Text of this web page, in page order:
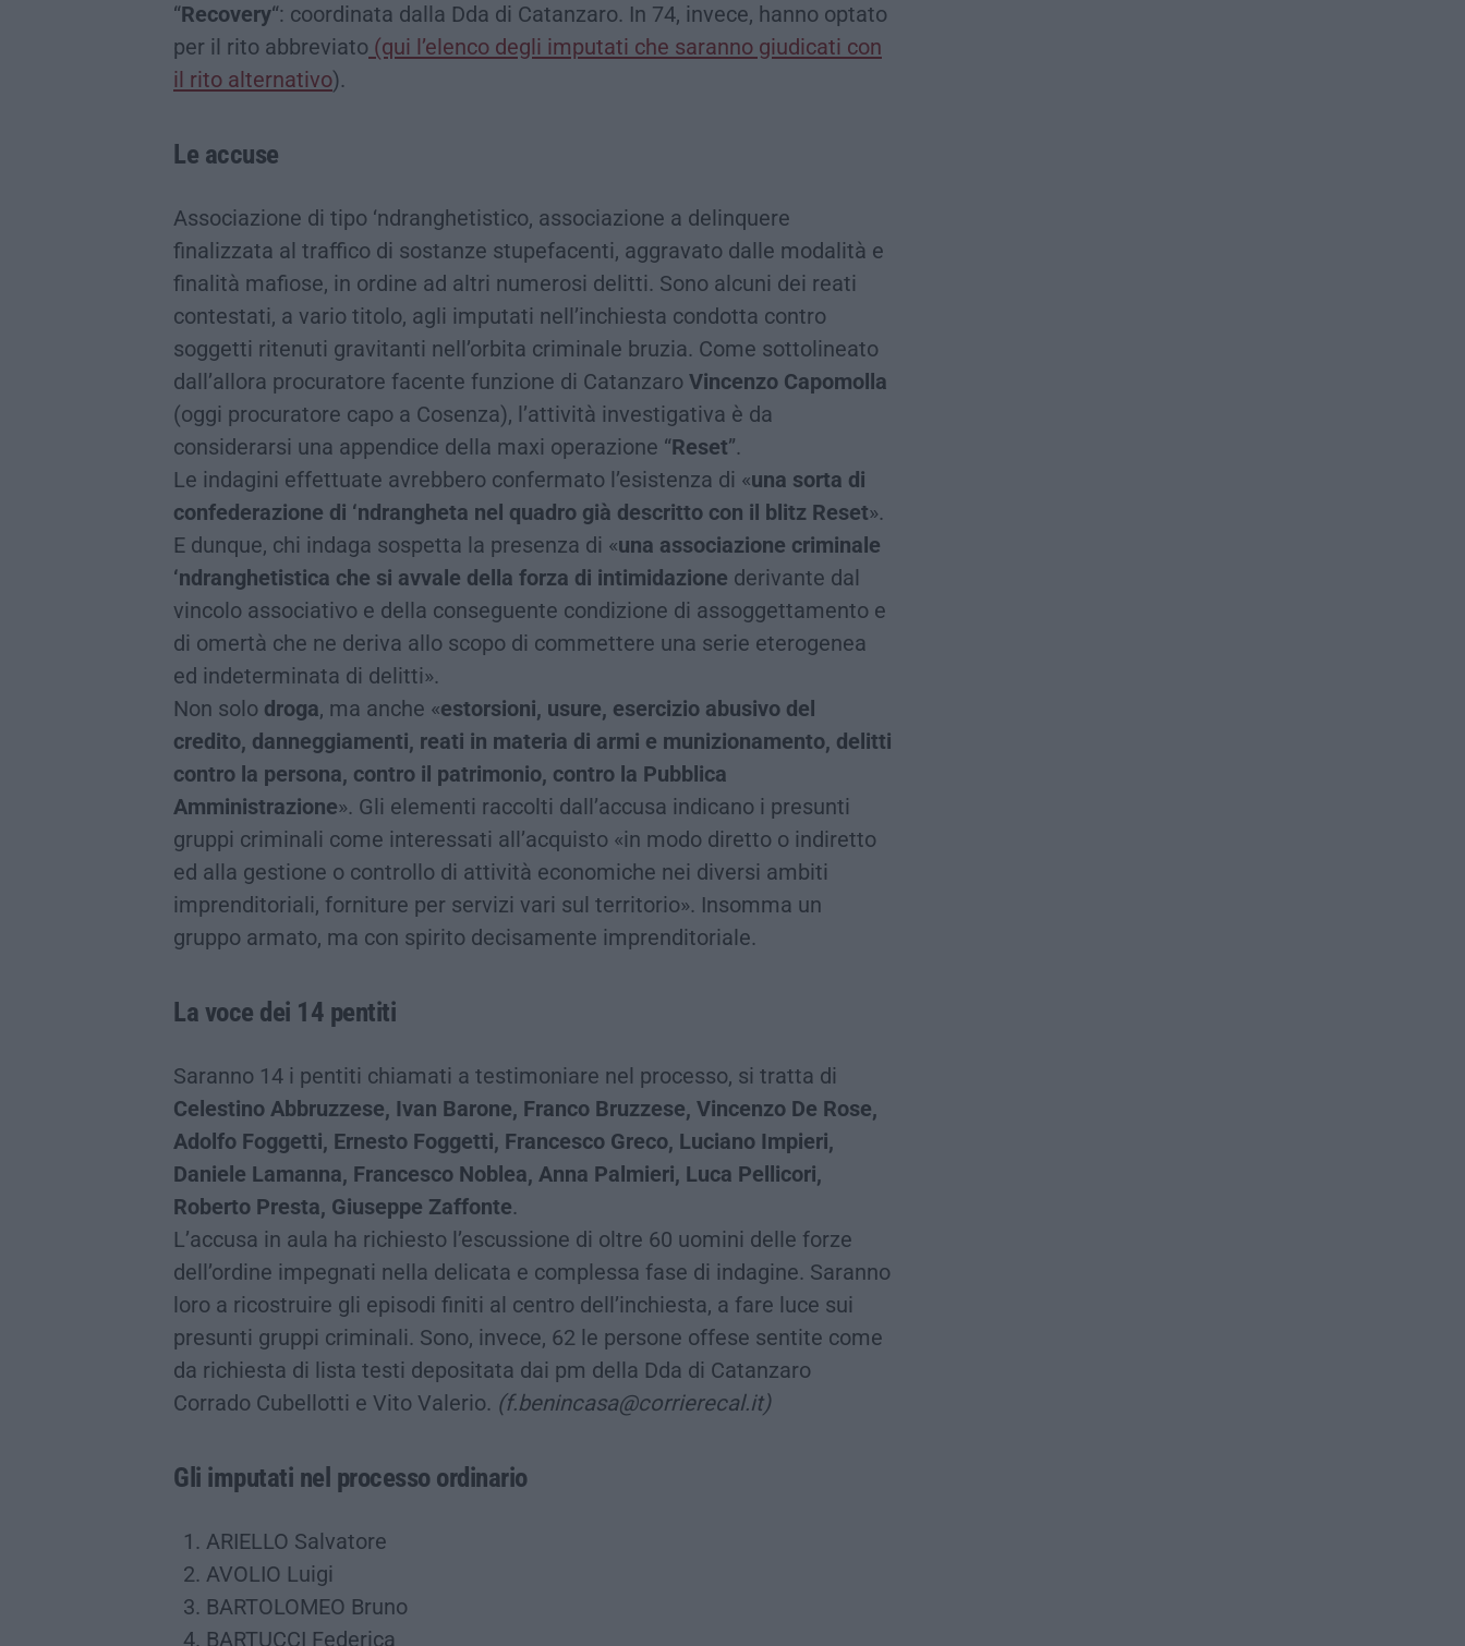
“Recovery“: coordinata dalla Dda di Catanzaro. In 74, invece, hanno optato
per il rito abbreviato (qui l’elenco degli imputati che saranno giudicati con
il rito alternativo).
Le accuse
Associazione di tipo ‘ndranghetistico, associazione a delinquere
finalizzata al traffico di sostanze stupefacenti, aggravato dalle modalità e
finalità mafiose, in ordine ad altri numerosi delitti. Sono alcuni dei reati
contestati, a vario titolo, agli imputati nell’inchiesta condotta contro
soggetti ritenuti gravitanti nell’orbita criminale bruzia. Come sottolineato
dall’allora procuratore facente funzione di Catanzaro Vincenzo Capomolla
(oggi procuratore capo a Cosenza), l’attività investigativa è da
considerarsi una appendice della maxi operazione “Reset”.
Le indagini effettuate avrebbero confermato l’esistenza di «una sorta di
confederazione di ‘ndrangheta nel quadro già descritto con il blitz Reset».
E dunque, chi indaga sospetta la presenza di «una associazione criminale
‘ndranghetistica che si avvale della forza di intimidazione derivante dal
vincolo associativo e della conseguente condizione di assoggettamento e
di omertà che ne deriva allo scopo di commettere una serie eterogenea
ed indeterminata di delitti».
Non solo droga, ma anche «estorsioni, usure, esercizio abusivo del
credito, danneggiamenti, reati in materia di armi e munizionamento, delitti
contro la persona, contro il patrimonio, contro la Pubblica
Amministrazione». Gli elementi raccolti dall’accusa indicano i presunti
gruppi criminali come interessati all’acquisto «in modo diretto o indiretto
ed alla gestione o controllo di attività economiche nei diversi ambiti
imprenditoriali, forniture per servizi vari sul territorio». Insomma un
gruppo armato, ma con spirito decisamente imprenditoriale.
La voce dei 14 pentiti
Saranno 14 i pentiti chiamati a testimoniare nel processo, si tratta di
Celestino Abbruzzese, Ivan Barone, Franco Bruzzese, Vincenzo De Rose,
Adolfo Foggetti, Ernesto Foggetti, Francesco Greco, Luciano Impieri,
Daniele Lamanna, Francesco Noblea, Anna Palmieri, Luca Pellicori,
Roberto Presta, Giuseppe Zaffonte.
L’accusa in aula ha richiesto l’escussione di oltre 60 uomini delle forze
dell’ordine impegnati nella delicata e complessa fase di indagine. Saranno
loro a ricostruire gli episodi finiti al centro dell’inchiesta, a fare luce sui
presunti gruppi criminali. Sono, invece, 62 le persone offese sentite come
da richiesta di lista testi depositata dai pm della Dda di Catanzaro
Corrado Cubellotti e Vito Valerio. (f.benincasa@corrierecal.it)
Gli imputati nel processo ordinario
ARIELLO Salvatore
AVOLIO Luigi
BARTOLOMEO Bruno
BARTUCCI Federica